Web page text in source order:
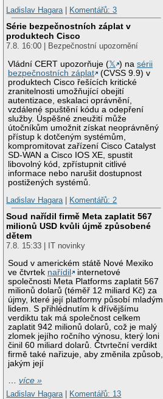
Ladislav Hagara| Komentářů: 3
Série bezpečnostních záplat v
produktech Cisco
7.8. 16:00 | Bezpečnostní upozornění
Vládní CERT upozorňuje (𝕏 ) nasérii
bezpečnostních záplat
(CVSS 9.9) v
produktech Cisco řešících kritické
zranitelnosti umožňující obejití
autentizace, eskalaci oprávnění,
vzdálené spuštění kódu a odepření
služby. Úspěšné zneužití může
útočníkům umožnit získat neoprávněný
přístup k dotčeným systémům,
kompromitovat zařízení Cisco Catalyst
SD-WAN a Cisco IOS XE, spustit
libovolný kód, zpřístupnit citlivé
informace nebo narušit dostupnost
postižených systémů.
Ladislav Hagara| Komentářů: 2
Soud nařídil firmě Meta zaplatit 567
milionů USD kvůli újmě způsobené
dětem
7.8. 15:33 | IT novinky
Soud v americkém státě Nové Mexiko
ve čtvrtek nařídil
internetové
společnosti Meta Platforms zaplatit 567
milionů dolarů (téměř 12 miliard Kč) za
újmy, které její platformy působí mladým
lidem. S přihlédnutím k dřívějšímu
verdiktu tak má společnost celkem
zaplatit 942 milionů dolarů, což je malý
zlomek jejího ročního výnosu, který loni
činil 60 miliard dolarů. Čtvrteční verdikt
firmě také nařizuje, aby změnila způsob,
jakým její
…více »
Ladislav Hagara
Komentářů: 13